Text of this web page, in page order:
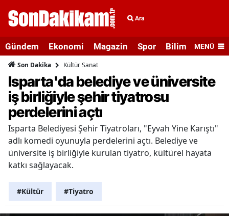
Ara
Gündem Ekonomi Magazin Spor Bilim veMENÜ
Son Dakika Kültür Sanat
Isparta'da belediye ve üniversite
iş birliğiyle şehir tiyatrosu
perdelerini açtı
Isparta Belediyesi Şehir Tiyatroları, "Eyvah Yine Karıştı"
adlı komedi oyunuyla perdelerini açtı. Belediye ve
üniversite iş birliğiyle kurulan tiyatro, kültürel hayata
katkı sağlayacak.
#Kültür #Tiyatro